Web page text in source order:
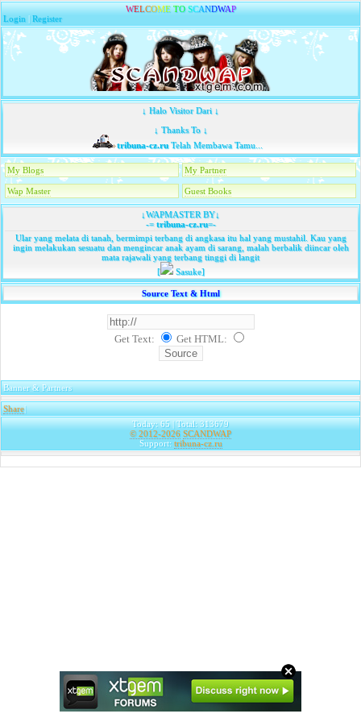
WELCOME TO SCANDWAP
Login |Register
↓ Halo Visitor Dari ↓
↓ Thanks To ↓
tribuna-cz.ruTelah Membawa Tamu...
My Blogs My Partner
Wap Master Guest Books
↓WAPMASTER BY↓
-=tribuna-cz.ru=-
Ular yang melata di tanah, bermimpi terbang di angkasa itu hal yang mustahil. Kau yang
ingin melakukan sesuatu dan mengincar anak ayam di sarang, malah berbalik diincar oleh
mata rajawali yang terbang tinggi di langit
[
Sasuke]
Source Text & Html
Get Text: Get HTML:
Banner & Partners
Share|
Today: 65 | Total: 313679
© 2012-2026 SCANDWAP
Support: tribuna-cz.ru